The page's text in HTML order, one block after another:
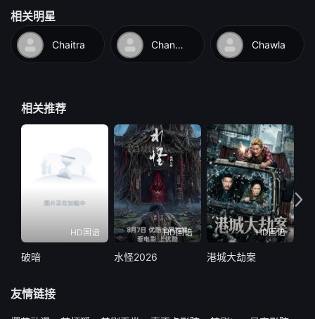
相关明星
Chaitra Chandranath Chawla
相关推荐
HD国语
破暗
HD国语
水怪2026
HD国语
港城大劫案
友情链接